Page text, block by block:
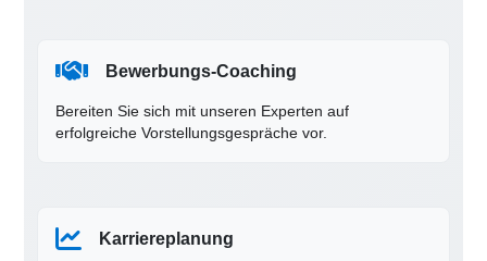
Bewerbungs-Coaching
Bereiten Sie sich mit unseren Experten auf
erfolgreiche Vorstellungsgespräche vor.
Karriereplanung